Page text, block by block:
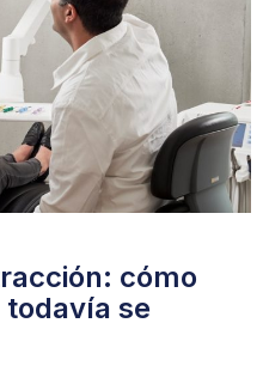
cómo
se